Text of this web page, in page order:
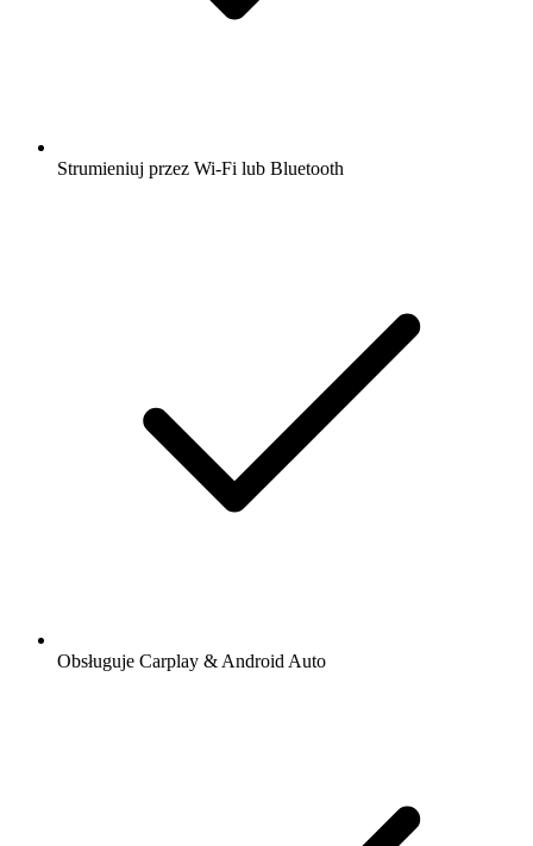
Strumieniuj przez Wi-Fi lub Bluetooth
Obsługuje Carplay & Android Auto